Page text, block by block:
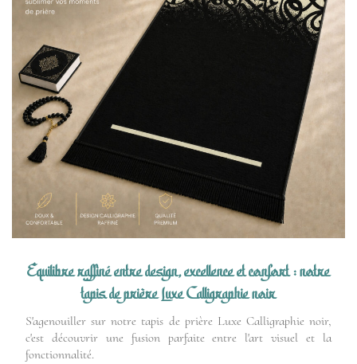
Équilibre raffiné entre design, excellence et confort : notre
tapis de prière Luxe Calligraphie noir
S'agenouiller sur notre tapis de prière Luxe Calligraphie noir,
c'est découvrir une fusion parfaite entre l'art visuel et la
fonctionnalité.